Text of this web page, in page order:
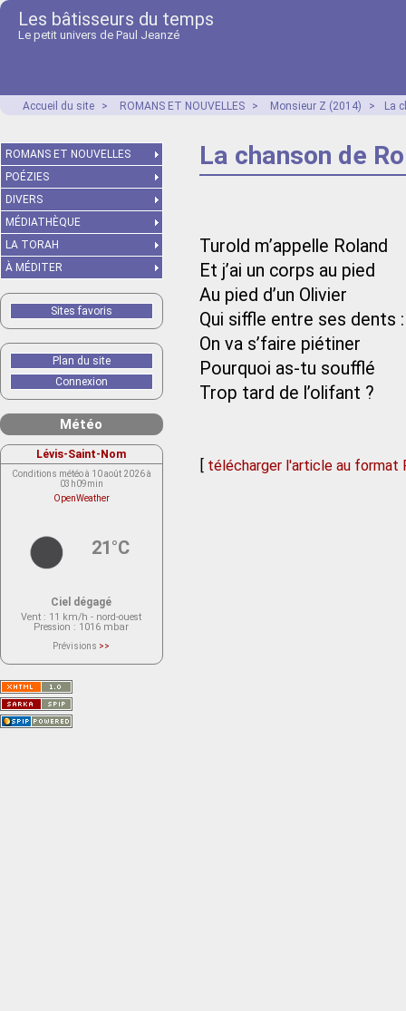
Les bâtisseurs du temps
Le petit univers de Paul Jeanzé
Accueil du site > ROMANS ET NOUVELLES > Monsieur Z (2014) > La
La chanson de
Turold m’appelle Roland
Et j’ai un corps au pied
Au pied d’un Olivier
Qui siffle entre ses dents :
On va s’faire piétiner
Pourquoi as-tu soufflé
Trop tard de l’olifant ?
[ télécharger l'article au format
ROMANS ET NOUVELLES
POÉZIES
DIVERS
MÉDIATHÈQUE
LA TORAH
À MÉDITER
Sites favoris
Plan du site
Connexion
Météo
Lévis-Saint-Nom
Conditions météo à 10 août 2026 à
03h09min
OpenWeather
21°C
Ciel dégagé
Vent : 11 km/h - nord-ouest
Pression : 1016 mbar
Prévisions >>
actuellement aucune prévision
Saint-Nom.
Veuillez consulter le message du
service ci-dessous.
(401 - Invalid API key. Please see
https://openweathermap.org/faq#error401